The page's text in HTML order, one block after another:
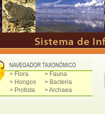
> Flora
> Fauna
> Hongos
> Bacteria
> Protista
> Archaea